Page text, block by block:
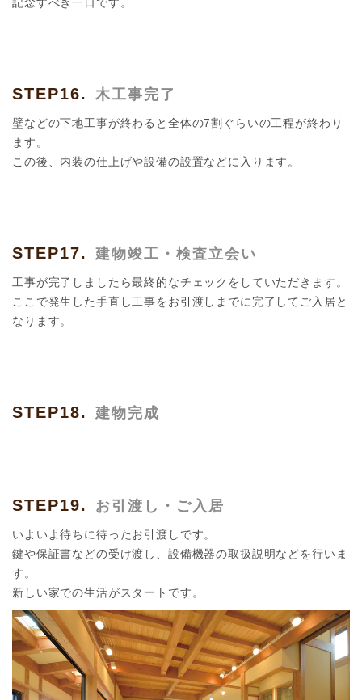
STEP16. 木工事完了
壁などの下地工事が終わると全体の7割ぐらいの工程が終わり
ます。
この後、内装の仕上げや設備の設置などに入ります。
STEP17. 建物竣工・検査立会い
工事が完了しましたら最終的なチェックをしていただきます。
ここで発生した手直し工事をお引渡しまでに完了してご入居と
なります。
STEP18. 建物完成
STEP19. お引渡し・ご入居
いよいよ待ちに待ったお引渡しです。
鍵や保証書などの受け渡し、設備機器の取扱説明などを行いま
す。
新しい家での生活がスタートです。